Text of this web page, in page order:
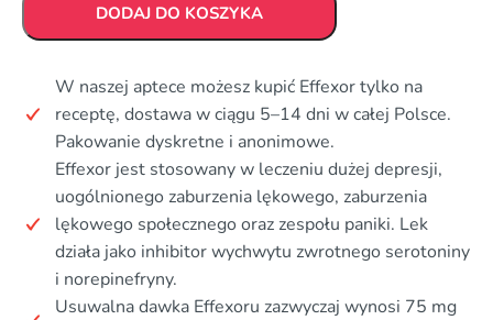
DODAJ DO KOSZYKA
W naszej aptece możesz kupić Effexor tylko na
receptę, dostawa w ciągu 5–14 dni w całej Polsce.
Pakowanie dyskretne i anonimowe.
Effexor jest stosowany w leczeniu dużej depresji,
uogólnionego zaburzenia lękowego, zaburzenia
lękowego społecznego oraz zespołu paniki. Lek
działa jako inhibitor wychwytu zwrotnego serotoniny
i norepinefryny.
Usuwalna dawka Effexoru zazwyczaj wynosi 75 mg